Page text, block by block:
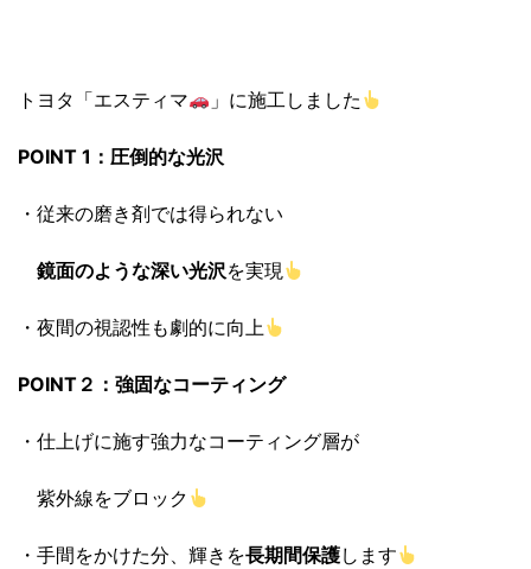
トヨタ「エスティマ 」に施工しました
POINT 1：圧倒的な光沢
・従来の磨き剤では得られない
鏡面のような深い光沢を実現
・夜間の視認性も劇的に向上
POINT２：強固なコーティング
・仕上げに施す強力なコーティング層が
紫外線をブロック
・手間をかけた分、輝きを長期間保護します